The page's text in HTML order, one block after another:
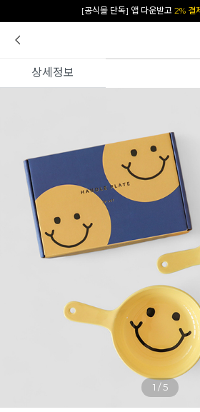
카카오 플친 추가하면1천원 즉
상세정보
1 /5